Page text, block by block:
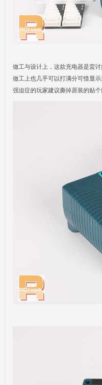
做工与设计上，这款充电器是蛮
做工上也几乎可以打满分可惜显
强迫症的玩家建议撕掉原装的贴个